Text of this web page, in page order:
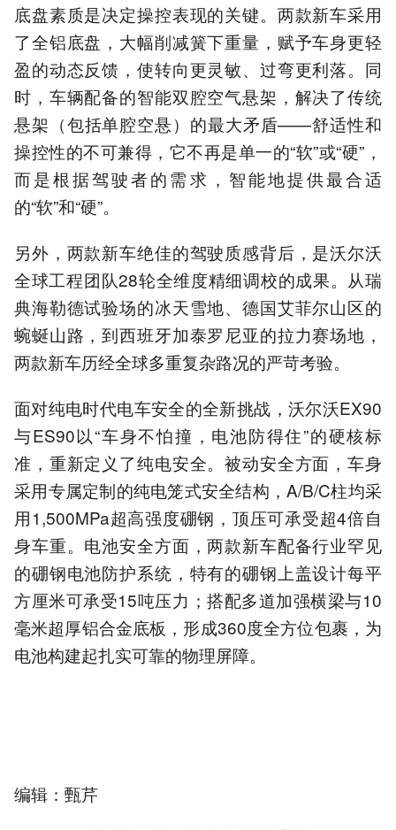
底盘素质是决定操控表现的关键。两款新车采用
了全铝底盘，大幅削减簧下重量，赋予车身更轻
盈的动态反馈，使转向更灵敏、过弯更利落。同
时，车辆配备的智能双腔空气悬架，解决了传统
悬架（包括单腔空悬）的最大矛盾——舒适性和
操控性的不可兼得，它不再是单⼀的“软”或“硬”，
而是根据驾驶者的需求，智能地提供最合适
的“软”和“硬”。
另外，两款新车绝佳的驾驶质感背后，是沃尔沃
全球工程团队28轮全维度精细调校的成果。从瑞
典海勒德试验场的冰天雪地、德国艾菲尔山区的
蜿蜒山路，到西班牙加泰罗尼亚的拉力赛场地，
两款新车历经全球多重复杂路况的严苛考验。
面对纯电时代电车安全的全新挑战，沃尔沃EX90
与ES90以“车身不怕撞，电池防得住”的硬核标
准，重新定义了纯电安全。被动安全方面，车身
采用专属定制的纯电笼式安全结构，A/B/C柱均采
用1,500MPa超高强度硼钢，顶压可承受超4倍自
身车重。电池安全方面，两款新车配备⾏业罕见
的硼钢电池防护系统，特有的硼钢上盖设计每平
方厘米可承受15吨压力；搭配多道加强横梁与10
毫米超厚铝合金底板，形成360度全方位包裹，为
电池构建起扎实可靠的物理屏障。
编辑：甄芹